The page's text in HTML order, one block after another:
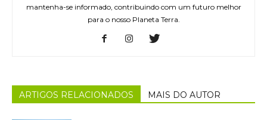
mantenha-se informado, contribuindo com um futuro melhor
para o nosso Planeta Terra.
ARTIGOS RELACIONADOS MAIS DO AUTOR